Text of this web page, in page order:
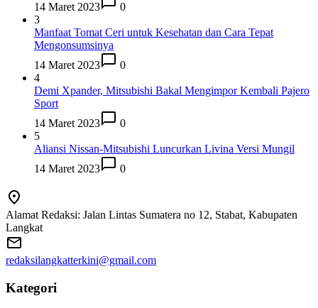
14 Maret 2023
0
3
Manfaat Tomat Ceri untuk Kesehatan dan Cara Tepat
Mengonsumsinya
14 Maret 2023
0
4
Demi Xpander, Mitsubishi Bakal Mengimpor Kembali Pajero
Sport
14 Maret 2023
0
5
Aliansi Nissan-Mitsubishi Luncurkan Livina Versi Mungil
14 Maret 2023
0
Alamat Redaksi: Jalan Lintas Sumatera no 12, Stabat, Kabupaten
Langkat
redaksilangkatterkini@gmail.com
Kategori